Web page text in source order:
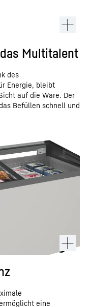
Multitalent
des
Energie, bleibt
auf die Ware. Der
Befüllen schnell und
eine